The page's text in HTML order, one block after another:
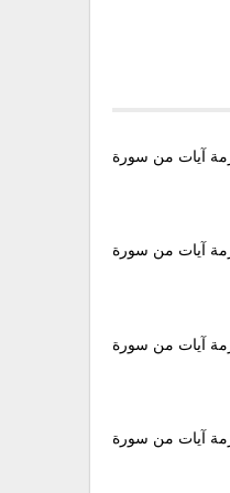
آيات من سورة
آيات من سورة
آيات من سورة
آيات من سورة